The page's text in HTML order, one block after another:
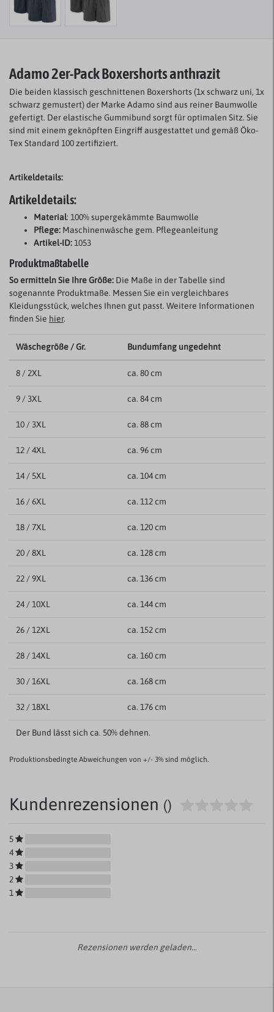
Adamo 2er-Pack Boxershorts anthrazit
Die beiden klassisch geschnittenen Boxershorts (1x schwarz uni, 1x
schwarz gemustert) der Marke Adamo sind aus reiner Baumwolle
gefertigt. Der elastische Gummibund sorgt für optimalen Sitz. Sie
sind mit einem geknöpften Eingriff ausgestattet und gemäß Öko-
Tex Standard 100 zertifiziert.
Artikeldetails:
Artikeldetails:
Material: 100% supergekämmte Baumwolle
Pflege: Maschinenwäsche gem. Pflegeanleitung
Artikel-ID:1053
Produktmaßtabelle
So ermitteln Sie Ihre Größe: Die Maße in der Tabelle sind
sogenannte Produktmaße. Messen Sie ein vergleichbares
Kleidungsstück, welches Ihnen gut passt. Weitere Informationen
finden Sie hier.
Wäschegröße / Gr. Bundumfang ungedehnt
8 / 2XL ca. 80 cm
9 / 3XL ca. 84 cm
10 / 3XL ca. 88 cm
12 / 4XL ca. 96 cm
14 / 5XL ca. 104 cm
16 / 6XL ca. 112 cm
18 / 7XL ca. 120 cm
20 / 8XL ca. 128 cm
22 / 9XL ca. 136 cm
24 / 10XL ca. 144 cm
26 / 12XL ca. 152 cm
28 / 14XL ca. 160 cm
30 / 16XL ca. 168 cm
32 / 18XL ca. 176 cm
Der Bund lässt sich ca. 50% dehnen.
Produktionsbedingte Abweichungen von +/- 3% sind möglich.
Kundenrezensionen ()
5
4
3
2
1
Rezensionen werden geladen...